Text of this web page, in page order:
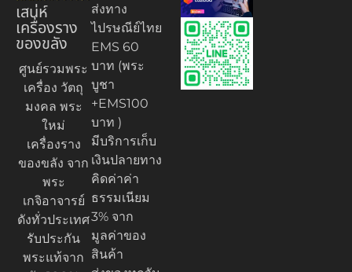
เสน่ห์
เครื่องราง
ของขลัง
ศูนย์รวมพระ
เครื่อง วัตถุ
มงคล พระ
ใหม่
เครื่องราง
ของขลัง จาก
พระ
เกจิอาจารย์
ดังทั่วประเทศ
รับประกัน
พระแท้จาก
ส่งทาง
ไปรษณีย์ไทย
EMS 60
บาท (พระ
บูชา
+EMS100
บาท )
มีบริการเก็บ
เงินปลายทาง
คิดค่าค่า
ธรรมเนียม
3% จาก
มูลค่าของ
สินค้า